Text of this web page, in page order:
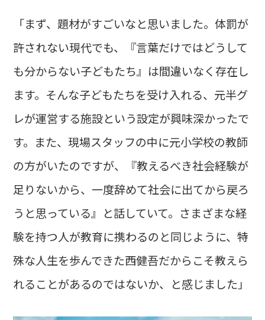
「まず、題材がすごいなと思いました。体罰が
許されない現代でも、『言葉だけではどうして
も分からない子どもたち』は間違いなく存在し
ます。そんな子どもたちを受け入れる、元半グ
レが運営する施設という設定が興味深かったで
す。また、現場スタッフの中に元小学校の教師
の方がいたのですが、『教えるべき社会経験が
足りないから、一度辞めて社会に出てから戻ろ
うと思っている』と話していて。さまざまな経
験を持つ人が教育に携わるのと同じように、特
殊な人生を歩んできた西健吾だからこそ教えら
れることがあるのではないか、と感じました」